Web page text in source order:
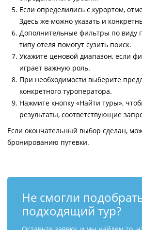
Если определились с курортом,
Здесь же можно указать и
Дополнительные фильтры по виду
типу отеля помогут сузить поиск.
Укажите ценовой диапазон, если
играет важную роль.
При необходимости выберите
конкретного туроператора.
Нажмите кнопку «Найти туры»,
результаты, соответствующие
Если окончательный выбор сделан,
бронированию путевки.
Не смогли
подходящий тур?